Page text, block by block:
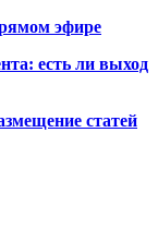
эфире
есть ли выход
статей